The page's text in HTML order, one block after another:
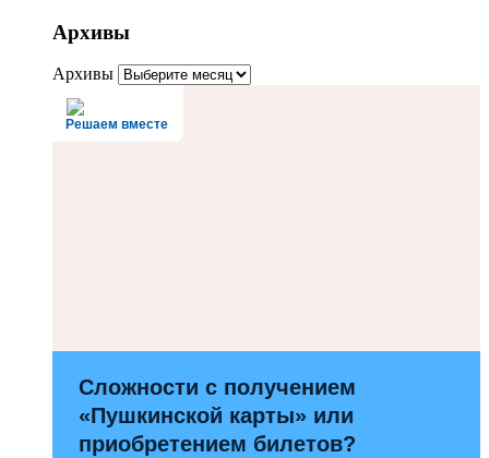
Архивы
Архивы
Решаем вместе
Сложности с получением
«Пушкинской карты» или
приобретением билетов?